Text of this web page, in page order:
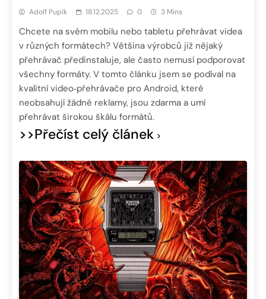
Adolf Pupík 18.12.2025 0 3 Mins
Chcete na svém mobilu nebo tabletu přehrávat videa
v různých formátech? Většina výrobců již nějaký
přehrávač předinstaluje, ale často nemusí podporovat
všechny formáty. V tomto článku jsem se podíval na
kvalitní video‑přehrávače pro Android, které
neobsahují žádné reklamy, jsou zdarma a umí
přehrávat širokou škálu formátů.
>>Přečíst celý článek